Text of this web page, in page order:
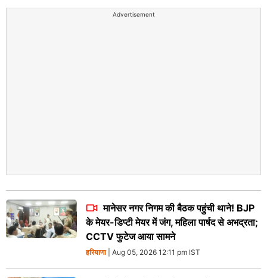
Advertisement
मानेसर नगर निगम की बैठक पहुंची थाने! BJP
के मेयर-डिप्टी मेयर में जंग, महिला पार्षद से अभद्रता;
CCTV फुटेज आया सामने
हरियाणा| Aug 05, 2026 12:11 pm IST